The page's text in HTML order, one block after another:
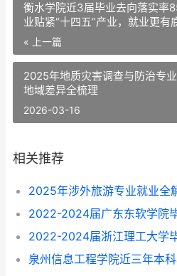
衡水学院近3届毕业去向落实率
业贴紧“十四五”产业，就业更有
« 上一篇
2025年地质灾害调查与防治专
地域差异全梳理
2026-03-16
相关推荐